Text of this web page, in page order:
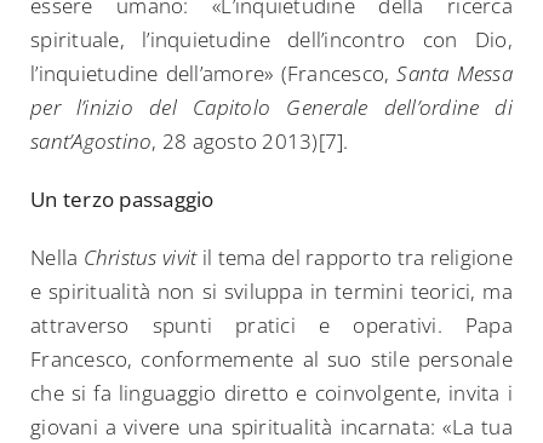
essere umano: «L’inquietudine della ricerca
spirituale, l’inquietudine dell’incontro con Dio,
l’inquietudine dell’amore» (Francesco,Santa Messa
per l’inizio del Capitolo Generale dell’ordine di
sant’Agostino, 28 agosto 2013)[7].
Un terzo passaggio
Nella Christus vivitil tema del rapporto tra religione
e spiritualità non si sviluppa in termini teorici, ma
attraverso spunti pratici e operativi. Papa
Francesco, conformemente al suo stile personale
che si fa linguaggio diretto e coinvolgente, invita i
giovani a vivere una spiritualità incarnata: «La tua